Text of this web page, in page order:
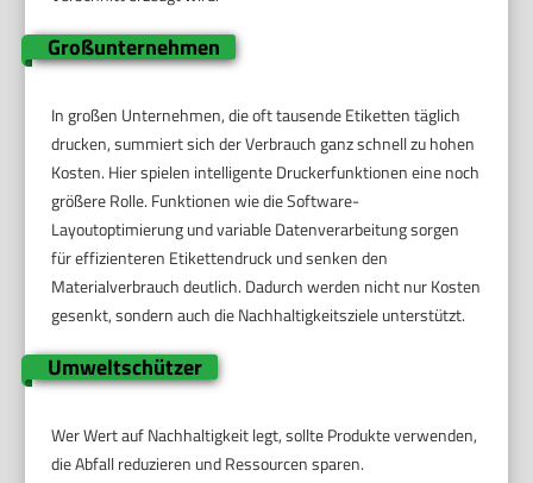
Großunternehmen
In großen Unternehmen, die oft tausende Etiketten täglich
drucken, summiert sich der Verbrauch ganz schnell zu hohen
Kosten. Hier spielen intelligente Druckerfunktionen eine noch
größere Rolle. Funktionen wie die Software-
Layoutoptimierung und variable Datenverarbeitung sorgen
für effizienteren Etikettendruck und senken den
Materialverbrauch deutlich. Dadurch werden nicht nur Kosten
gesenkt, sondern auch die Nachhaltigkeitsziele unterstützt.
Umweltschützer
Wer Wert auf Nachhaltigkeit legt, sollte Produkte verwenden,
die Abfall reduzieren und Ressourcen sparen.